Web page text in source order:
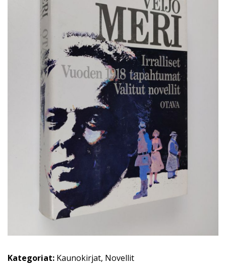
Kategoriat: Kaunokirjat, Novellit